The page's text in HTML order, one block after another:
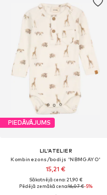
PIEDĀVĀJUMS
LIL'ATELIER
Kombinezons/bodijs 'NBMGAYO'
15,21 €
Sākotnējā cena: 21,90 €
Pēdējā zemākā cena:16,07 €-5%